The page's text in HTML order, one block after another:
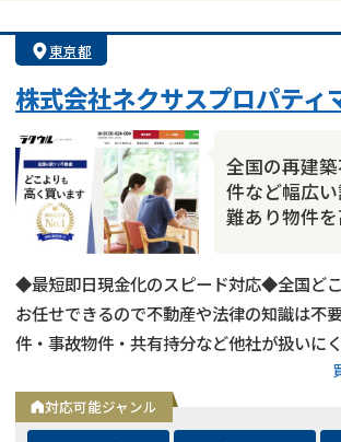
東京都
株式会社ネクサスプロパティ
全国の再建
件など幅広
難あり物件
◆最短即日現金化のスピード対応◆全国ど
お任せできるので不動産や法律の知識は不
件・事故物件・共有持分など他社が扱いに
取◆残置物・ゴミ屋敷・シロアリ被害があ
買取対応可能ジャンル